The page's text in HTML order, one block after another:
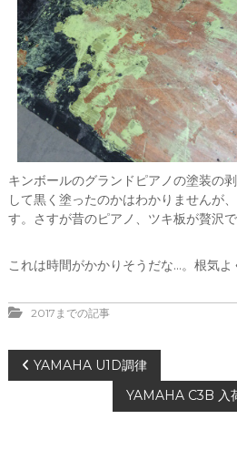
キンボールのグランドピアノの塗装の
して黒く塗ったのかはわかりませんが
す。さすが昔のピアノ、ツキ板が贅沢で
これは時間がかかりそうだな…。根気よ
2017までの記事
投YAMAHA U1D調律
YAMAHA C3B 入